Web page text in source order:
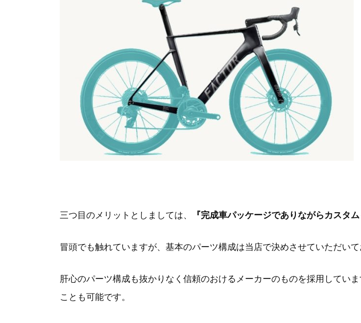
三つ目のメリットとしましては、 『完成車パッケージでありながらカスタム
冒頭でも触れていますが、基本のパーツ構成は当店で決めさせていただいて
肝心のパーツ構成も抜かりなく信頼のおけるメーカーのものを採用してい
ことも可能です。